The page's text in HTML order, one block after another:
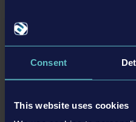
Consent
This website uses cookies
©